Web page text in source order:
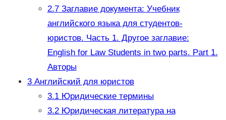
2.7Заглавие документа: Учебник
английского языка для студентов-
юристов. Часть 1. Другое заглавие:
English for Law Students in two parts. Part 1.
Авторы
3Английский для юристов
3.1Юридические термины
3.2Юридическая литература на